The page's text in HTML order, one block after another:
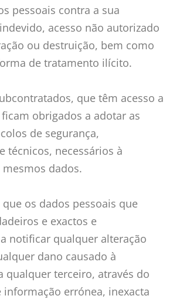
pessoais contra a sua
acesso não autorizado
ou destruição, bem como
de tratamento ilícito.
que têm acesso a
obrigados a adotar as
de segurança,
técnicos, necessários à
dados.
os dados pessoais que
e exactos e
notificar qualquer alteração
dano causado à
qualquer terceiro, através do
errónea, inexacta